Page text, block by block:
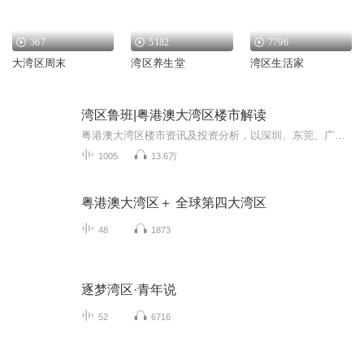
367
大湾区周末
5182
湾区养生堂
7796
湾区生活家
湾区鲁班|粤港澳大湾区楼市解读
1005 13.6万
粤港澳大湾区＋ 全球第四大湾区
48 1873
逐梦湾区·青年说
52 6716